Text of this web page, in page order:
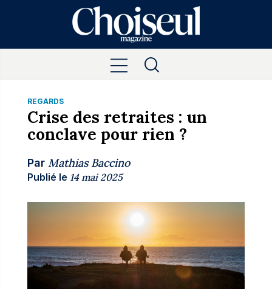
REGARDS
Crise des retraites : un
conclave pour rien ?
Par Mathias Baccino
Publié le 14 mai 2025